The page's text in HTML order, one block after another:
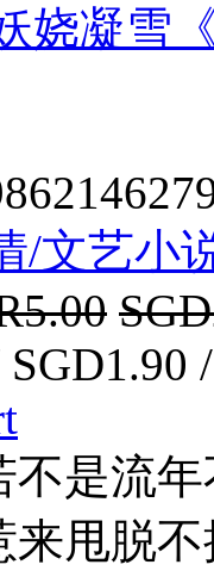
娆凝雪
/文艺小
不是流
来甩脱